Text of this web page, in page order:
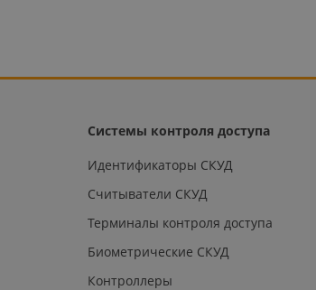
Системы контроля доступа
Идентификаторы СКУД
Считыватели СКУД
Терминалы контроля доступа
Биометрические СКУД
Контроллеры